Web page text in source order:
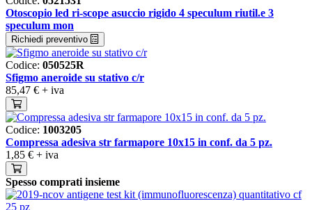
Otoscopio led ri-scope asuccio rigido 4 speculum riutil.e 3
speculum mon
Richiedi preventivo
Codice: 050525R
Sfigmo aneroide su stativo c/r
85,47 € + iva
Codice: 1003205
Compressa adesiva str farmapore 10x15 in conf. da 5 pz.
1,85 € + iva
Spesso comprati insieme